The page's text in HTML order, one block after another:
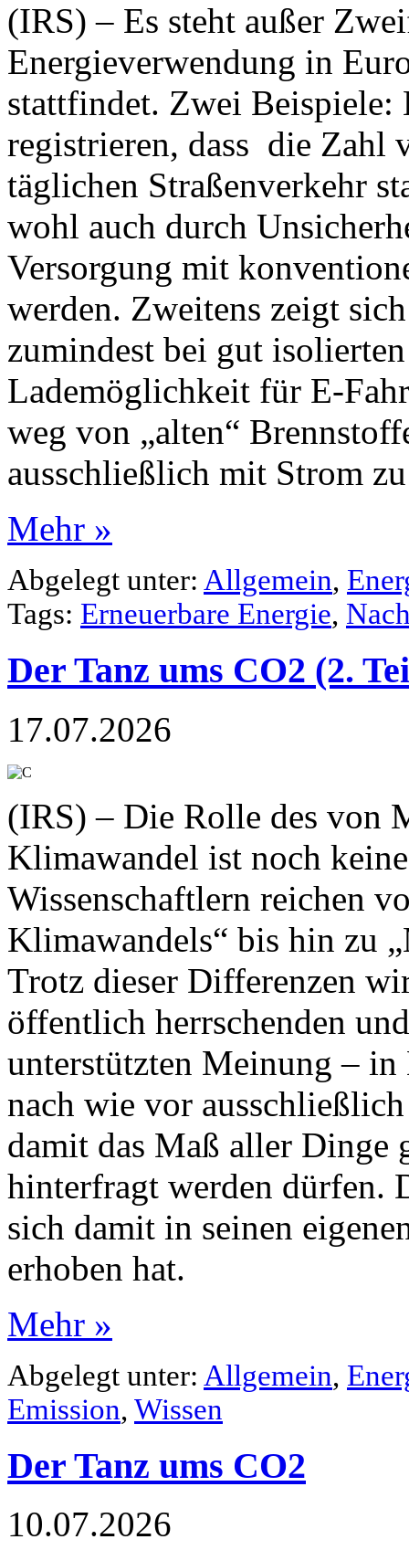
(IRS) – Es steht außer
Energieverwendung in
stattfindet. Zwei Beispiele:
registrieren, dass die Zahl
täglichen Straßenverkehr
wohl auch durch
Versorgung mit
werden. Zweitens zeigt
zumindest bei gut
Lademöglichkeit für E-
weg von „alten“
ausschließlich mit Strom
Mehr »
Abgelegt unter: Allgemein,
Tags: Erneuerbare Energie,
Der Tanz ums CO2 (2.
17.07.2026
(IRS) – Die Rolle des von
Klimawandel ist noch
Wissenschaftlern reichen
Klimawandels“ bis hin zu
Trotz dieser Differenzen
öffentlich herrschenden
unterstützten Meinung –
nach wie vor
damit das Maß aller Dinge
hinterfragt werden dürfen.
sich damit in seinen
erhoben hat.
Mehr »
Abgelegt unter: Allgemein,
Emission, Wissen
Der Tanz ums CO2
10.07.2026